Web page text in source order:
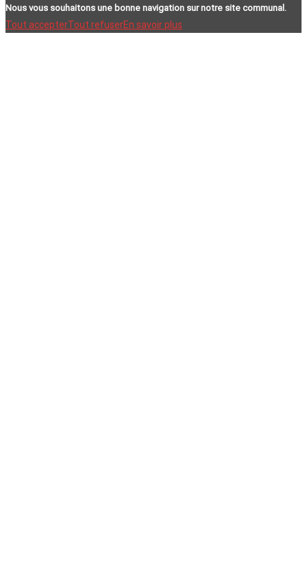
Nous vous souhaitons une bonne navigation sur notre site communal.
Tout accepterTout refuserEn savoir plus